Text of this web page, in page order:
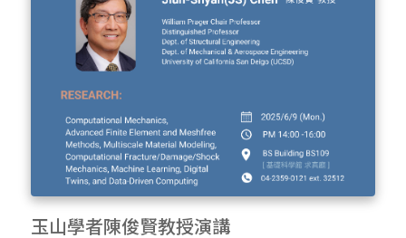
玉山學者陳俊賢教授演講